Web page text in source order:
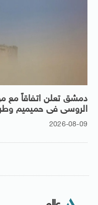
دمشق تعلن اتفاقاً مع
الروسى فى حميميم
2026-08-09